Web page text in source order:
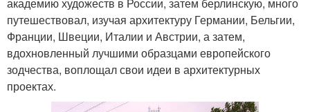
путешествовал, изучая архитектуру Германии, Бельгии,
Франции, Швеции, Италии и Австрии, а затем,
вдохновленный лучшими образцами европейского
зодчества, воплощал свои идеи в архитектурных
проектах.